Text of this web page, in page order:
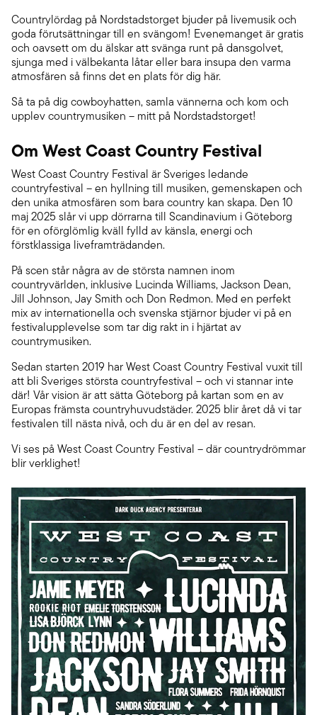
Countrylördag på Nordstadstorget bjuder på livemusik och
goda förutsättningar till en svängom! Evenemanget är gratis
och oavsett om du älskar att svänga runt på dansgolvet,
sjunga med i välbekanta låtar eller bara insupa den varma
atmosfären så finns det en plats för dig här.
Så ta på dig cowboyhatten, samla vännerna och kom och
upplev countrymusiken – mitt på Nordstadstorget!
Om West Coast Country Festival
West Coast Country Festival är Sveriges ledande
countryfestival – en hyllning till musiken, gemenskapen och
den unika atmosfären som bara country kan skapa. Den 10
maj 2025 slår vi upp dörrarna till Scandinavium i Göteborg
för en oförglömlig kväll fylld av känsla, energi och
förstklassiga liveframträdanden.
På scen står några av de största namnen inom
countryvärlden, inklusive Lucinda Williams, Jackson Dean,
Jill Johnson, Jay Smith och Don Redmon. Med en perfekt
mix av internationella och svenska stjärnor bjuder vi på en
festivalupplevelse som tar dig rakt in i hjärtat av
countrymusiken.
Sedan starten 2019 har West Coast Country Festival vuxit till
att bli Sveriges största countryfestival – och vi stannar inte
där! Vår vision är att sätta Göteborg på kartan som en av
Europas främsta countryhuvudstäder. 2025 blir året då vi tar
festivalen till nästa nivå, och du är en del av resan.
Vi ses på West Coast Country Festival – där countrydrömmar
blir verklighet!